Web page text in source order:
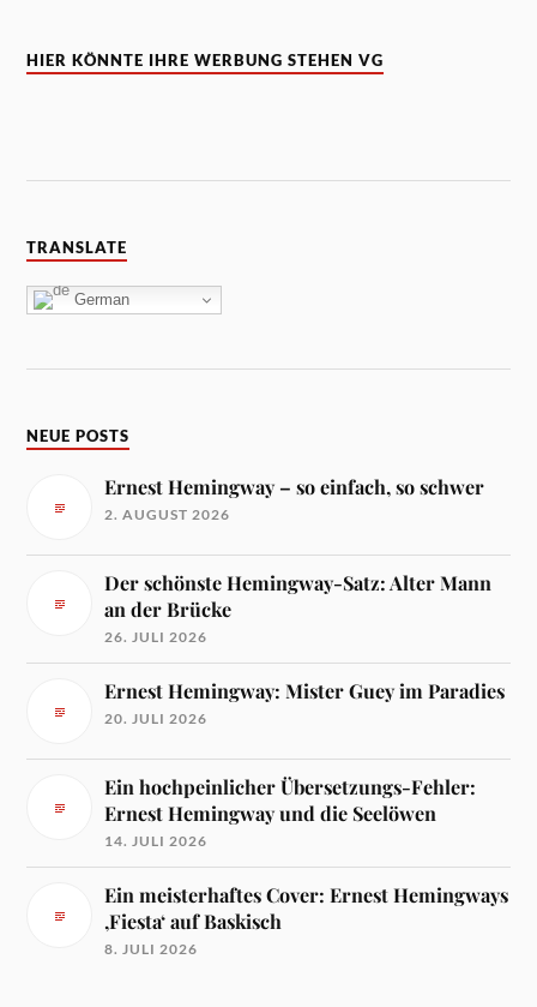
HIER KÖNNTE IHRE WERBUNG STEHEN VG
TRANSLATE
German
NEUE POSTS
Ernest Hemingway – so einfach, so schwer
2. AUGUST 2026
Der schönste Hemingway-Satz: Alter Mann
an der Brücke
26. JULI 2026
Ernest Hemingway: Mister Guey im Paradies
20. JULI 2026
Ein hochpeinlicher Übersetzungs-Fehler:
Ernest Hemingway und die Seelöwen
14. JULI 2026
Ein meisterhaftes Cover: Ernest Hemingways
‚Fiesta‘ auf Baskisch
8. JULI 2026